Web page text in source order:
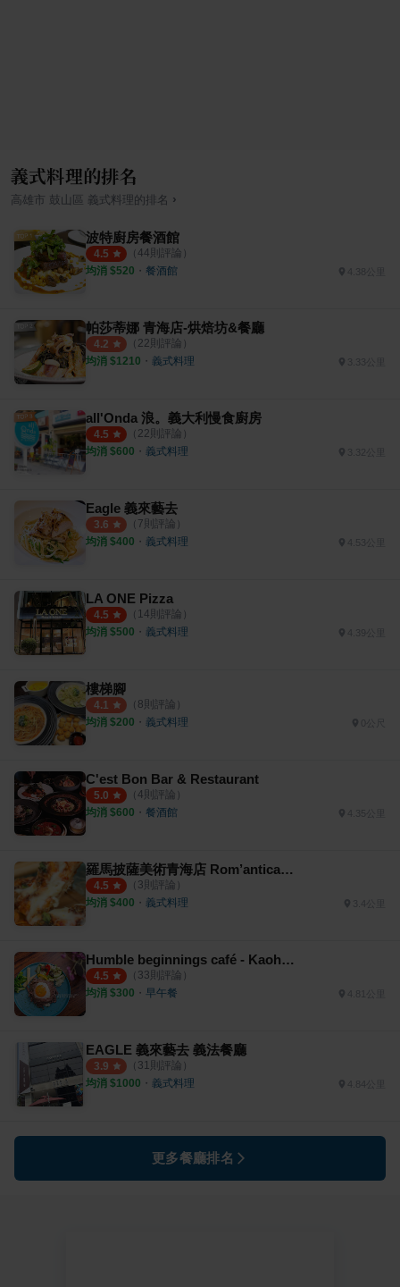
義式料理的排名
高雄市 鼓山區 義式料理的排名 ›
波特廚房餐酒館
4.5 （ 44則評論）
均消 $520 ・ 餐酒館 4.38公里
帕莎蒂娜 青海店-烘焙坊&餐廳
4.2 （ 22則評論）
均消 $1210 ・ 義式料理
all'Onda 浪。義大利慢食廚房
4.5 （ 22則評論）
均消 $600 ・ 義式料理
Eagle 義來藝去
3.6 （ 7則評論）
均消 $400 ・ 義式料理 4.53公里
LA ONE Pizza
4.5 （ 14則評論）
均消 $500 ・ 義式料理 4.39公里
樓梯腳
4.1 （ 8則評論）
均消 $200 ・ 義式料理
C'est Bon Bar & Restaurant
5.0 （ 4則評論）
均消 $600 ・ 餐酒館 4.35公里
羅馬披薩美術青海店 Rom’antica Pizza
4.5 （ 3則評論）
均消 $400 ・ 義式料理 3.4公里
Humble beginnings café - Kaohsiung 亨寶咖啡
4.5 （ 33則評論）
均消 $300 ・ 早午餐 4.81公里
EAGLE 義來藝去 義法餐廳
3.9 （ 31則評論）
均消 $1000 ・ 義式料理 4.84公里
更多餐廳排名